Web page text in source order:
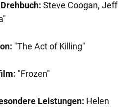
Steve Coogan, Jeff
"The Act of Killing"
"Frozen"
Leistungen: Helen